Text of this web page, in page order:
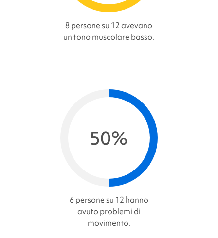
8 persone su 12 avevano
un tono muscolare basso.
50%
6 persone su 12 hanno
avuto problemi di
movimento.